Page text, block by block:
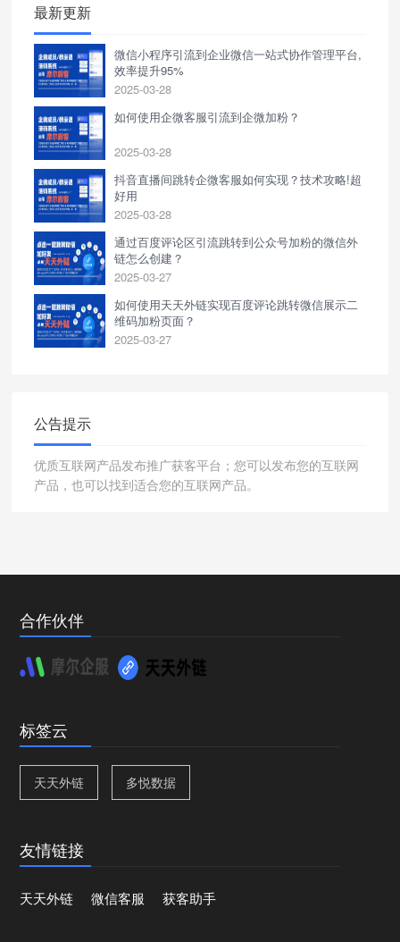
最新更新
微信小程序引流到企业微信一站式协作管理平台,
效率提升95%
2025-03-28
如何使用企微客服引流到企微加粉？
2025-03-28
抖音直播间跳转企微客服如何实现？技术攻略!超
好用
2025-03-28
通过百度评论区引流跳转到公众号加粉的微信外
链怎么创建？
2025-03-27
如何使用天天外链实现百度评论跳转微信展示二
维码加粉页面？
2025-03-27
公告提示
优质互联网产品发布推广获客平台；您可以发布您的互联网
产品，也可以找到适合您的互联网产品。
合作伙伴
标签云
天天外链 多悦数据
友情链接
天天外链 微信客服 获客助手